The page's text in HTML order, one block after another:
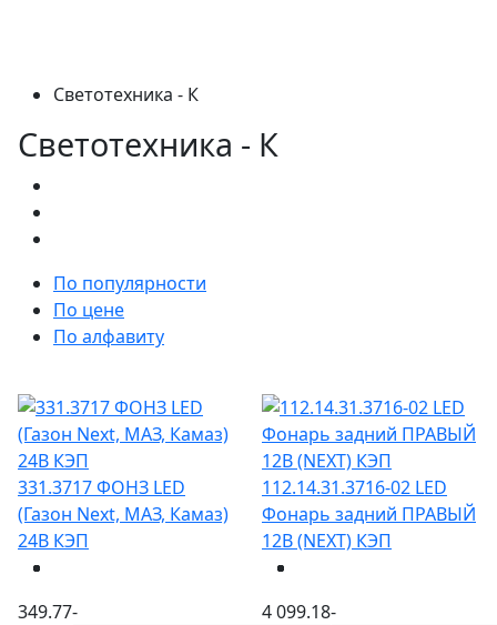
Светотехника - К
Светотехника - К
По популярности
По цене
По алфавиту
331.3717 ФОНЗ LED
(Газон Next, МАЗ, Камаз)
24В КЭП
349.77-
112.14.31.3716-02 LED
Фонарь задний ПРАВЫЙ
12В (NEXT) КЭП
4 099.18-